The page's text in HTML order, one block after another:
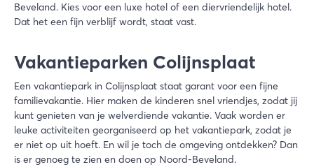
Beveland. Kies voor een luxe hotel of een diervriendelijk hotel.
Dat het een fijn verblijf wordt, staat vast.
Vakantieparken Colijnsplaat
Een vakantiepark in Colijnsplaat staat garant voor een fijne
familievakantie. Hier maken de kinderen snel vriendjes, zodat jij
kunt genieten van je welverdiende vakantie. Vaak worden er
leuke activiteiten georganiseerd op het vakantiepark, zodat je
er niet op uit hoeft. En wil je toch de omgeving ontdekken? Dan
is er genoeg te zien en doen op Noord-Beveland.